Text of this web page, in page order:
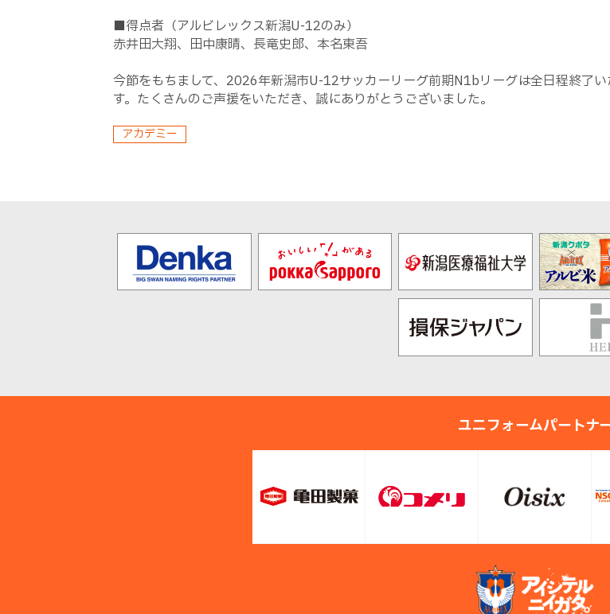
■得点者（アルビレックス新潟U-12のみ）
赤井田大翔、田中康晴、長竜史郎、本名東吾
今節をもちまして、2026年新潟市U-12サッカーリーグ前期N1bリーグは全日程終了
す。たくさんのご声援をいただき、誠にありがとうございました。
アカデミー
ユニフォームパートナ